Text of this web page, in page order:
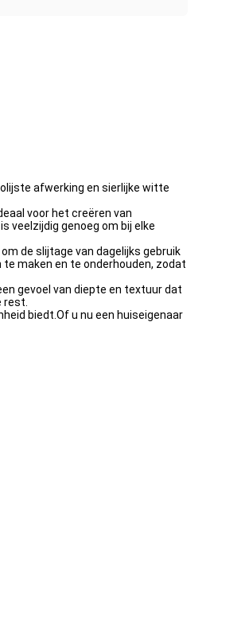
afwerking en sierlijke witte
voor het creëren van
veelzijdig genoeg om bij elke
de slijtage van dagelijks gebruik
maken en te onderhouden, zodat
gevoel van diepte en textuur dat
rest.
biedt.Of u nu een huiseigenaar